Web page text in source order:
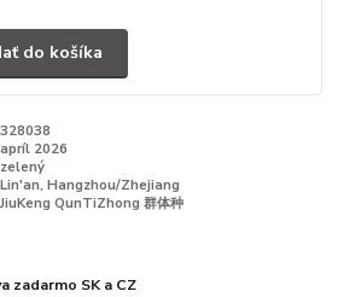
do košíka
328038
apríl 2026
zelený
Lin'an, Hangzhou/Zhejiang
JiuKeng QunTiZhong 群体种
zadarmo SK a CZ